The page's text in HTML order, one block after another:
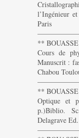
l’Ingénieur
Paris
**
Cours de
Manuscrit :
Chabou
**
Optique et
p.)Biblio.
Delagrave